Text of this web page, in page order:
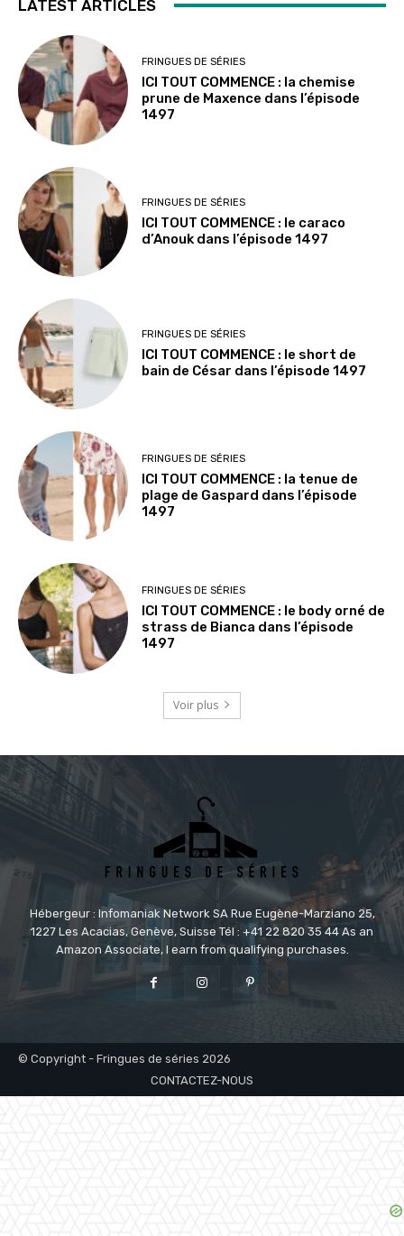
LATEST ARTICLES
FRINGUES DE SÉRIES
ICI TOUT COMMENCE : la chemise
prune de Maxence dans l’épisode
1497
FRINGUES DE SÉRIES
ICI TOUT COMMENCE : le caraco
d’Anouk dans l’épisode 1497
FRINGUES DE SÉRIES
ICI TOUT COMMENCE : le short de
bain de César dans l’épisode 1497
FRINGUES DE SÉRIES
ICI TOUT COMMENCE : la tenue de
plage de Gaspard dans l’épisode
1497
FRINGUES DE SÉRIES
ICI TOUT COMMENCE : le body orné de
strass de Bianca dans l’épisode
1497
Voir plus
Hébergeur : Infomaniak Network SA Rue Eugène-Marziano 25,
1227 Les Acacias, Genève, Suisse Tél : +41 22 820 35 44 As an
Amazon Associate, I earn from qualifying purchases.
© Copyright - Fringues de séries 2026
CONTACTEZ-NOUS